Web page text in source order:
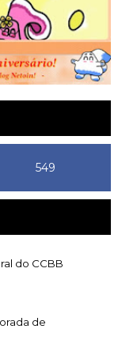
549
do CCBB
de